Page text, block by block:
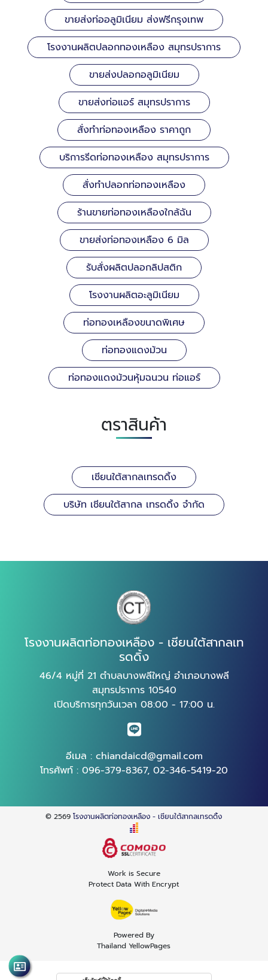
ขายส่งท่ออลูมิเนียม ส่งฟรีกรุงเทพ
โรงงานผลิตปลอกทองเหลือง สมุทรปราการ
ขายส่งปลอกอลูมิเนียม
ขายส่งท่อแอร์ สมุทรปราการ
สั่งทำท่อทองเหลือง ราคาถูก
บริการรีดท่อทองเหลือง สมุทรปราการ
สั่งทำปลอกท่อทองเหลือง
ร้านขายท่อทองเหลืองใกล้ฉัน
ขายส่งท่อทองเหลือง 6 มิล
รับสั่งผลิตปลอกลิปสติก
โรงงานผลิตอะลูมิเนียม
ท่อทองเหลืองขนาดพิเศษ
ท่อทองแดงม้วน
ท่อทองแดงม้วนหุ้มฉนวน ท่อแอร์
ตราสินค้า
เชียนใต้สากลเทรดดิ้ง
บริษัท เชียนใต้สากล เทรดดิ้ง จำกัด
โรงงานผลิตท่อทองเหลือง - เชียนใต้สากลเท
รดดิ้ง
46/4 หมู่ที่ 21 ตำบลบางพลีใหญ่ อำเภอบางพลี
สมุทรปราการ 10540
เปิดบริการทุกวันเวลา 08:00 - 17:00 น.
อีเมล : chiandaicd@gmail.com
โทรศัพท์ : 096-379-8367, 02-346-5419-20
© 2569โรงงานผลิตท่อทองเหลือง - เชียนใต้สากลเทรดดิ้ง
Work is Secure
Protect Data With Encrypt
Powered By
Thailand YellowPages